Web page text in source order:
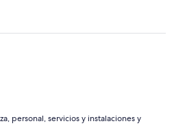
personal, servicios y instalaciones y